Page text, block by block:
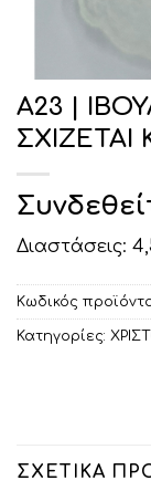
Α23 |
Διαστάσεις:
Κωδικός
Κατηγορίες:
ΣΧΕΤΙΚΆ